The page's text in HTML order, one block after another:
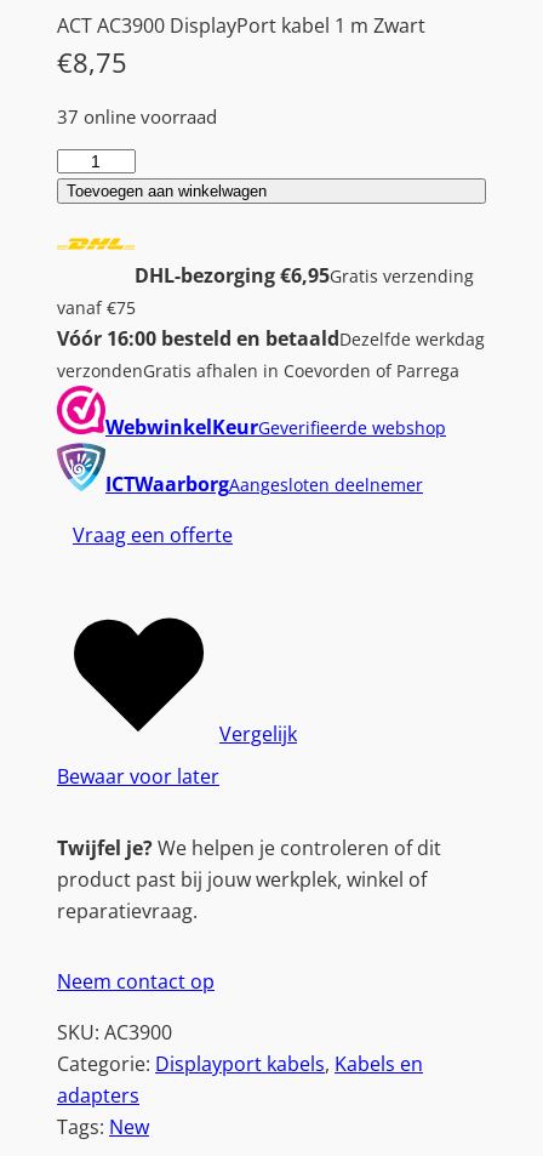
ACT AC3900 DisplayPort kabel 1 m Zwart
€8,75
37 online voorraad
C
A
3
9
0
0
|
D
r
t
a
b
e
|
,
0
m
|
Toevoegen aan winkelwagen
DHL-bezorging €6,95Gratis verzending
vanaf €75
Vóór 16:00 besteld en betaaldDezelfde werkdag
verzondenGratis afhalen in Coevorden of Parrega
WebwinkelKeurGeverifieerde webshop
ICTWaarborgAangesloten deelnemer
Vraag een offerte
Bewaar voor later
Vergelijk
Twijfel je?We helpen je controleren of dit
product past bij jouw werkplek, winkel of
reparatievraag.
Neem contact op
SKU: AC3900
Categorie: Displayport kabels, Kabels en
adapters
Tags: New